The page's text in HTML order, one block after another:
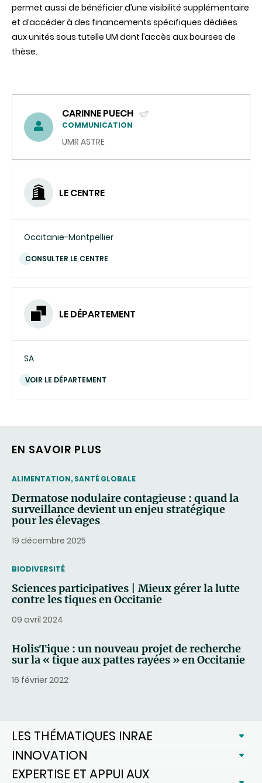
permet aussi de bénéficier d’une visibilité supplémentaire
et d’accéder à des financements spécifiques dédiées
aux unités sous tutelle UM dont l’accès aux bourses de
thèse.
CARINNE PUECH
(ENVOYER
UN
COMMUNICATION
UMR ASTRE
LE CENTRE
Occitanie-Montpellier
CONSULTER LE CENTRE
LE DÉPARTEMENT
SA
VOIR LE DÉPARTEMENT
EN SAVOIR PLUS
THEMATIC
ALIMENTATION, SANTÉ GLOBALE
Dermatose nodulaire contagieuse : quand la
surveillance devient un enjeu stratégique
pour les élevages
19 décembre 2025
THEMATIC
BIODIVERSITÉ
Sciences participatives | Mieux gérer la lutte
contre les tiques en Occitanie
09 avril 2024
HolisTique : un nouveau projet de recherche
sur la « tique aux pattes rayées » en Occitanie
16 février 2022
LES THÉMATIQUES INRAE
INNOVATION
EXPERTISE ET APPUI AUX